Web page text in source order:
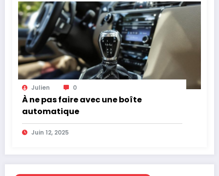
Julien 0
À ne pas faire avec une boîte
automatique
Juin 12, 2025